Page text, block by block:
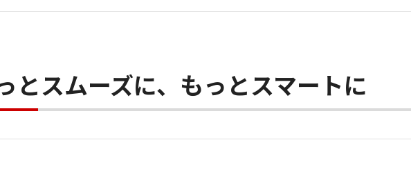
とスムーズに、もっとスマートに